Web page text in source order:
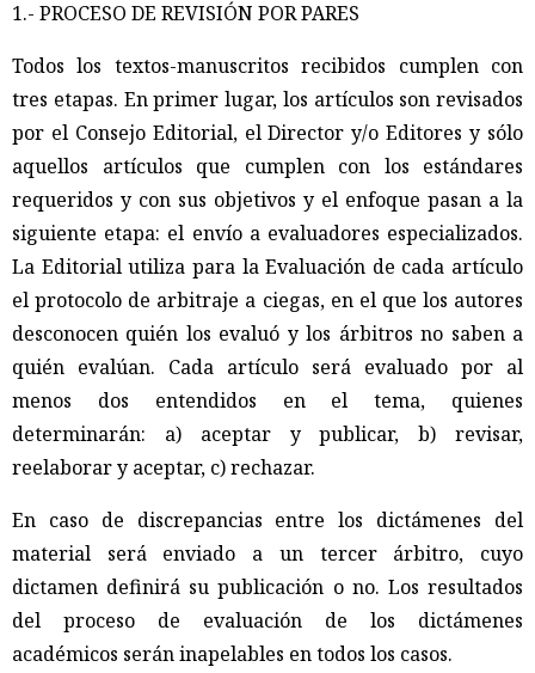
1.- PROCESO DE REVISIÓN POR PARES
Todos los textos-manuscritos recibidos cumplen con
tres etapas. En primer lugar, los artículos son revisados
por el Consejo Editorial, el Director y/o Editores y sólo
aquellos artículos que cumplen con los estándares
requeridos y con sus objetivos y el enfoque pasan a la
siguiente etapa: el envío a evaluadores especializados.
La Editorial utiliza para la Evaluación de cada artículo
el protocolo de arbitraje a ciegas, en el que los autores
desconocen quién los evaluó y los árbitros no saben a
quién evalúan. Cada artículo será evaluado por al
menos dos entendidos en el tema, quienes
determinarán: a) aceptar y publicar, b) revisar,
reelaborar y aceptar, c) rechazar.
En caso de discrepancias entre los dictámenes del
material será enviado a un tercer árbitro, cuyo
dictamen definirá su publicación o no. Los resultados
del proceso de evaluación de los dictámenes
académicos serán inapelables en todos los casos.